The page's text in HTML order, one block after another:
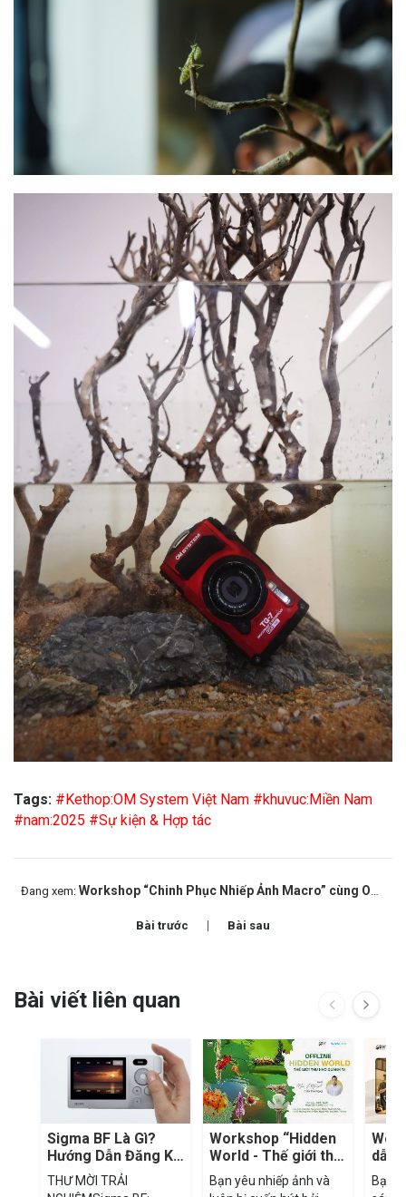
Tags: #Kethop:OM System Việt Nam #khuvuc:Miền Nam
#nam:2025 #Sự kiện & Hợp tác
Đang xem: Workshop “Chinh Phục Nhiếp Ảnh Macro” cùng OM SYSTEM Vietnam
Bài trước Bài sau
Bài viết liên quan
Sigma BF Là Gì?
Hướng Dẫn Đăng Ký
Mượn Máy Trải
Nghiệm Sigma BF
THƯ MỜI TRẢI
Workshop “Hidden
World - Thế giới thu
nhỏ quanh ta”
Bạn yêu nhiếp ảnh và
dẫn
sản
Bạn